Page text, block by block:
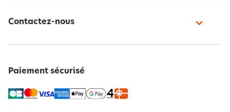
Contactez-nous
Paiement sécurisé